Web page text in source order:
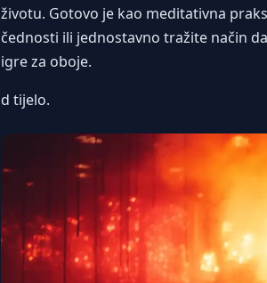
životu. Gotovo je kao meditativna
čednosti ili jednostavno tražite način
igre za oboje.
d tijelo.